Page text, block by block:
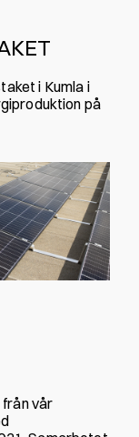
i Kumla i
på
vår